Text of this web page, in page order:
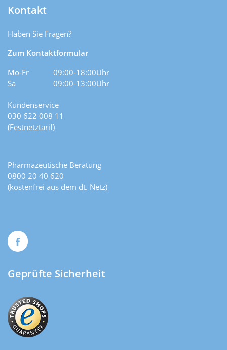
Kontakt
Haben Sie Fragen?
Zum Kontaktformular
Mo-Fr
09:00-18:00Uhr
Sa
09:00-13:00Uhr
Kundenservice
030 622 008 11
(Festnetztarif)
Pharmazeutische Beratung
0800 20 40 620
(kostenfrei aus dem dt. Netz)
Geprüfte Sicherheit